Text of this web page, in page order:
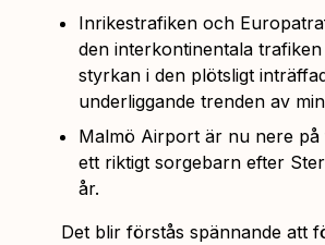
Inrikestrafiken och
den interkontinentala
styrkan i den plötsligt
underliggande trenden av
Malmö Airport är nu nere
ett riktigt sorgebarn efter
år.
Det blir förstås spännande att